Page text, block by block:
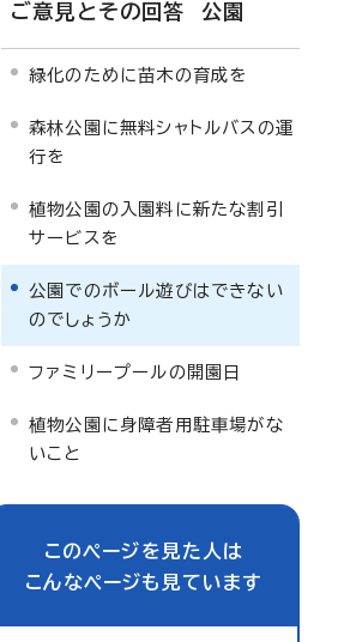
ご意見とその回答 公園
緑化のために苗木の育成を
森林公園に無料シャトルバスの運
行を
植物公園の入園料に新たな割引
サービスを
公園でのボール遊びはできない
のでしょうか
ファミリープールの開園日
植物公園に身障者用駐車場がな
いこと
このページを見た人は
こんなページも見ています